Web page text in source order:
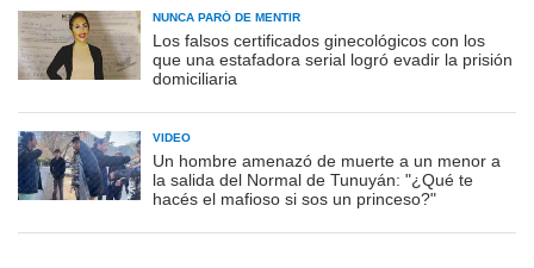
NUNCA PARÓ DE MENTIR
Los falsos certificados ginecológicos con los
que una estafadora serial logró evadir la prisión
domiciliaria
VIDEO
Un hombre amenazó de muerte a un menor a
la salida del Normal de Tunuyán: "¿Qué te
hacés el mafioso si sos un princeso?"